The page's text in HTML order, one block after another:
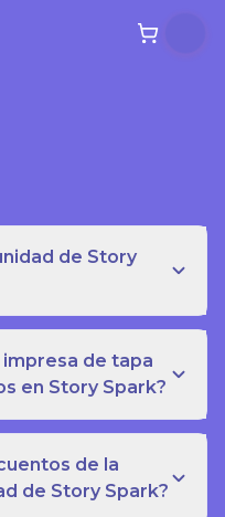
de Story
de tapa
en Story Spark?
de la
de Story Spark?